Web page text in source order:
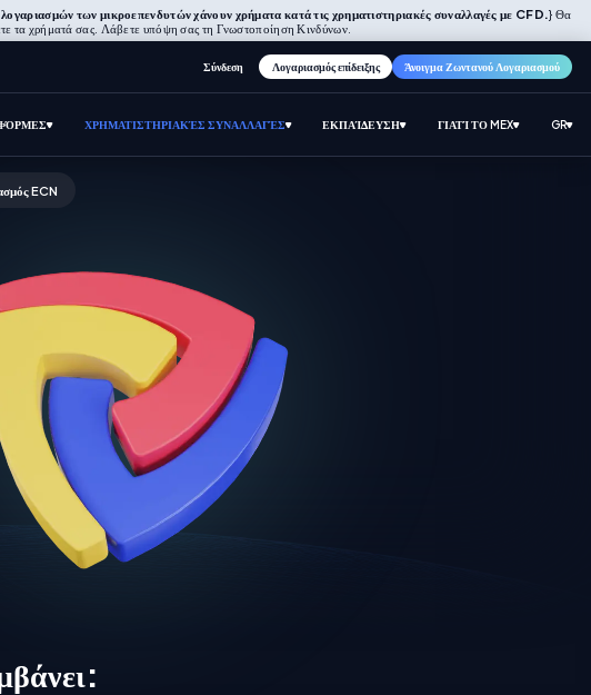
των μικροεπενδυτών χάνουν χρήματα κατά τις χρηματιστηριακές συναλλαγές με CFD.} Θα
τα χρήματά σας. Λάβετε υπόψη σας τη Γνωστοποίηση Κινδύνων.
Σύνδεση Λογαριασμός επίδειξης Άνοιγμα Ζωντανού Λογαριασμού
ΧΡΗΜΑΤΙΣΤΗΡΙΑΚΈΣ ΣΥΝΑΛΛΑΓΈΣ ΕΚΠΑΊΔΕΥΣΗ ΓΙΑΤΊ ΤΟ MEX GR
ECN